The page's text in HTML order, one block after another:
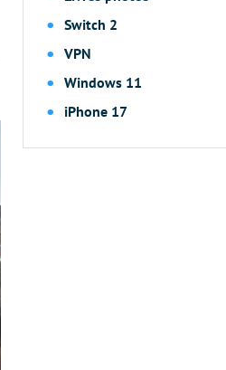
Switch 2
VPN
Windows 11
iPhone 17